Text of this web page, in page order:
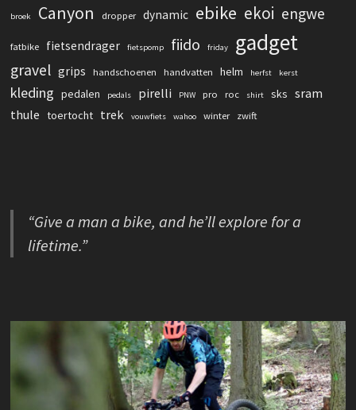
broek Canyon dropper dynamic ebike ekoi engwe
fatbike fietsendrager fietspomp fiido friday gadget
gravel grips handschoenen handvatten helm herfst kerst
kleding pedalen pedals pirelli PNW pro roc shirt sks sram
thule toertocht trek vouwfiets wahoo winter zwift
“Give a man a bike, and he’ll explore for a
lifetime.”